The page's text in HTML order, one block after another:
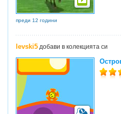
преди 12 години
levski5 добави в колекцията си